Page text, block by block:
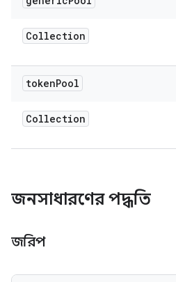
Collection
tokenPool
Collection
জনসাধারণের পদ্ধতি
জরিপ